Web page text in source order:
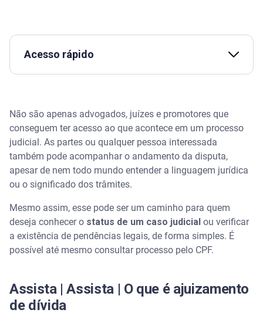
Acesso rápido
A quais informações é possível ter acesso ao
consultar processo pelo CPF?
Que tipo de processo é possível consultar?
Como consultar processo pelo CPF
Consulta processual do TJ por estado
Conheça os diferentes tipos de tribunais existentes
no Brasil
Use o Jusbrasil para consultar processo pelo CPF
Não são apenas advogados, juízes e promotores que
conseguem ter acesso ao que acontece em um processo
judicial. As partes ou qualquer pessoa interessada
também pode acompanhar o andamento da disputa,
apesar de nem todo mundo entender a linguagem jurídica
ou o significado dos trâmites.
Mesmo assim, esse pode ser um caminho para quem
deseja conhecer o status de um caso judicial ou verificar
a existência de pendências legais, de forma simples. É
possível até mesmo consultar processo pelo CPF.
Assista | Assista | O que é ajuizamento
de dívida